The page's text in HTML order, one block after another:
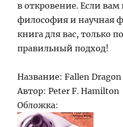
в откровение. Если вам
философия и научная
книга для вас, только
правильный подход!
Название: Fallen Dragon
Автор: Peter F. Hamilton
Обложка: